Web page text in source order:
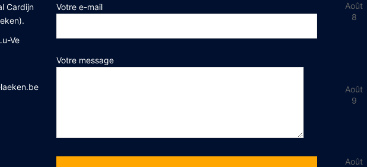
Cardijn
Ve
Votre e-mail
Votre message
Août
8
Août
9
Août